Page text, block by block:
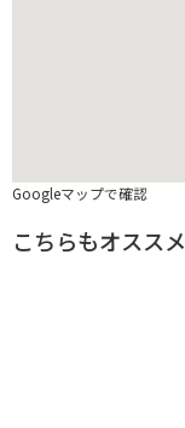
Googleマップで確認
こちらもオススメ